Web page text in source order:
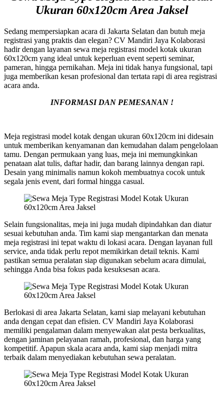
Ukuran 60x120cm Area Jaksel
Sedang mempersiapkan acara di Jakarta Selatan dan butuh meja
registrasi yang praktis dan elegan? CV Mandiri Jaya Kolaborasi
hadir dengan layanan sewa meja registrasi model kotak ukuran
60x120cm yang ideal untuk keperluan event seperti seminar,
pameran, hingga pernikahan. Meja ini tidak hanya fungsional, tapi
juga memberikan kesan profesional dan tertata rapi di area registrasi
acara anda.
INFORMASI DAN PEMESANAN !
Meja registrasi model kotak dengan ukuran 60x120cm ini didesain
untuk memberikan kenyamanan dan kemudahan dalam pengelolaan
tamu. Dengan permukaan yang luas, meja ini memungkinkan
penataan alat tulis, daftar hadir, dan barang lainnya dengan rapi.
Desain yang minimalis namun kokoh membuatnya cocok untuk
segala jenis event, dari formal hingga casual.
Selain fungsionalitas, meja ini juga mudah dipindahkan dan diatur
sesuai kebutuhan anda. Tim kami siap mengantarkan dan menata
meja registrasi ini tepat waktu di lokasi acara. Dengan layanan full
service, anda tidak perlu repot memikirkan detail teknis. Kami
pastikan semua peralatan siap digunakan sebelum acara dimulai,
sehingga Anda bisa fokus pada kesuksesan acara.
Berlokasi di area Jakarta Selatan, kami siap melayani kebutuhan
anda dengan cepat dan efisien. CV Mandiri Jaya Kolaborasi
memiliki pengalaman dalam menyewakan alat pesta berkualitas,
dengan jaminan pelayanan ramah, profesional, dan harga yang
kompetitif. Apapun skala acara anda, kami siap menjadi mitra
terbaik dalam menyediakan kebutuhan sewa peralatan.